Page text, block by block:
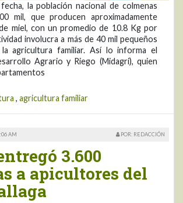
la población nacional de colmenas
mil, que producen aproximadamente
miel, con un promedio de 10.8 Kg por
involucra a más de 40 mil pequeños
agricultura familiar. Así lo informa el
Agrario y Riego (Midagri), quien
, agricultura familiar
AM POR: REDACCIÓN
3.600
a apicultores del